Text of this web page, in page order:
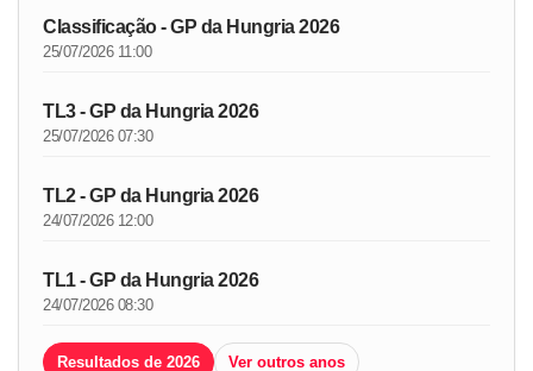
Classificação - GP da Hungria 2026
25/07/2026 11:00
TL3 - GP da Hungria 2026
25/07/2026 07:30
TL2 - GP da Hungria 2026
24/07/2026 12:00
TL1 - GP da Hungria 2026
24/07/2026 08:30
Resultados de 2026 Ver outros anos